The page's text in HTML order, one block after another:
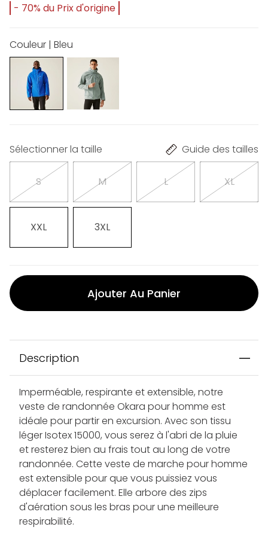
- 70% du Prix d'origine
Couleur | Bleu
Sélectionner la taille Guide des tailles
S M L XL
XXL 3XL
Ajouter Au Panier
Description
Imperméable, respirante et extensible, notre
veste de randonnée Okara pour homme est
idéale pour partir en excursion. Avec son tissu
léger Isotex 15000, vous serez à l'abri de la pluie
et resterez bien au frais tout au long de votre
randonnée. Cette veste de marche pour homme
est extensible pour que vous puissiez vous
déplacer facilement. Elle arbore des zips
d'aération sous les bras pour une meilleure
respirabilité.